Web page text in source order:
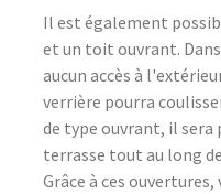
Il est également
et un toit ouvrant.
aucun accès à
verrière pourra
de type ouvrant, il
terrasse tout au long
Grâce à ces